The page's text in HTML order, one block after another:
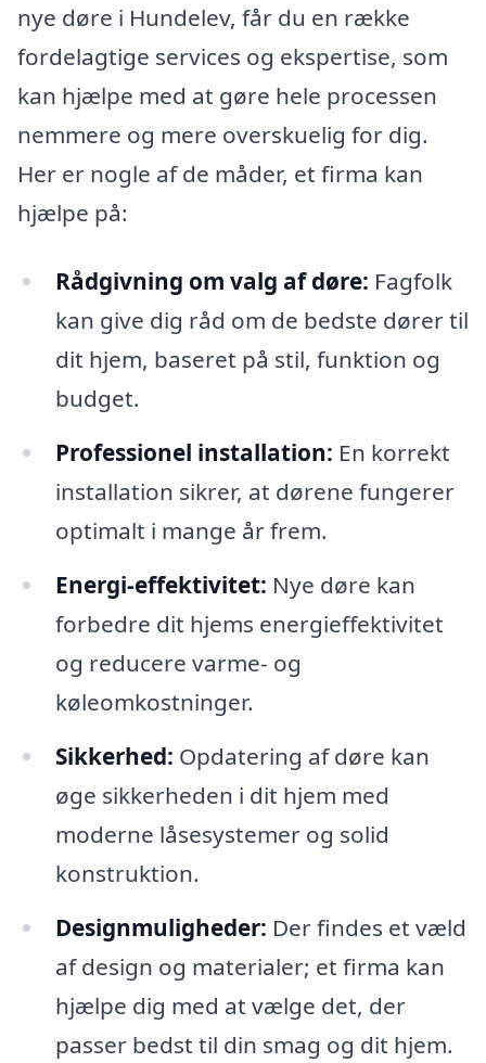
nye døre i Hundelev, får du en række
fordelagtige services og ekspertise, som
kan hjælpe med at gøre hele processen
nemmere og mere overskuelig for dig.
Her er nogle af de måder, et firma kan
hjælpe på:
Rådgivning om valg af døre: Fagfolk
kan give dig råd om de bedste dører til
dit hjem, baseret på stil, funktion og
budget.
Professionel installation: En korrekt
installation sikrer, at dørene fungerer
optimalt i mange år frem.
Energi-effektivitet: Nye døre kan
forbedre dit hjems energieffektivitet
og reducere varme- og
køleomkostninger.
Sikkerhed: Opdatering af døre kan
øge sikkerheden i dit hjem med
moderne låsesystemer og solid
konstruktion.
Designmuligheder: Der findes et væld
af design og materialer; et firma kan
hjælpe dig med at vælge det, der
passer bedst til din smag og dit hjem.